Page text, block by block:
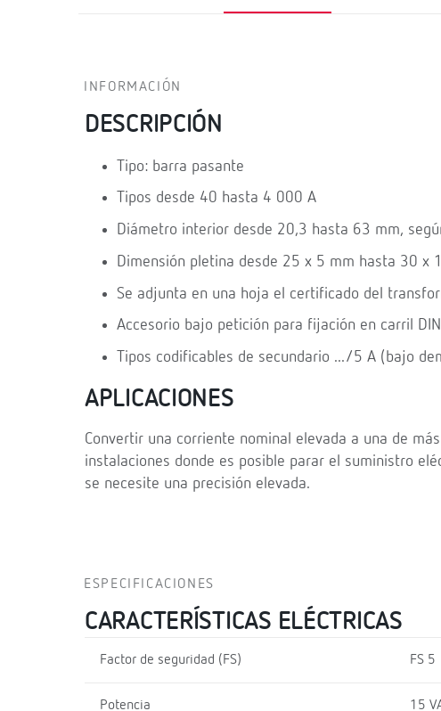
INFORMACIÓN
DESCRIPCIÓN
Tipo: barra pasante
Tipos desde 40 hasta 4 000 A
Diámetro interior desde 20,3 hasta 63 mm,
Dimensión pletina desde 25 x 5 mm hasta 30 x
Se adjunta en una hoja el certificado del
Accesorio bajo petición para fijación en carril
Tipos codificables de secundario .../5 A (bajo
APLICACIONES
Convertir una corriente nominal elevada a una de
instalaciones donde es posible parar el suministro
se necesite una precisión elevada.
ESPECIFICACIONES
CARACTERÍSTICAS ELÉCTRICAS
Factor de seguridad (FS) FS 5
Potencia 15